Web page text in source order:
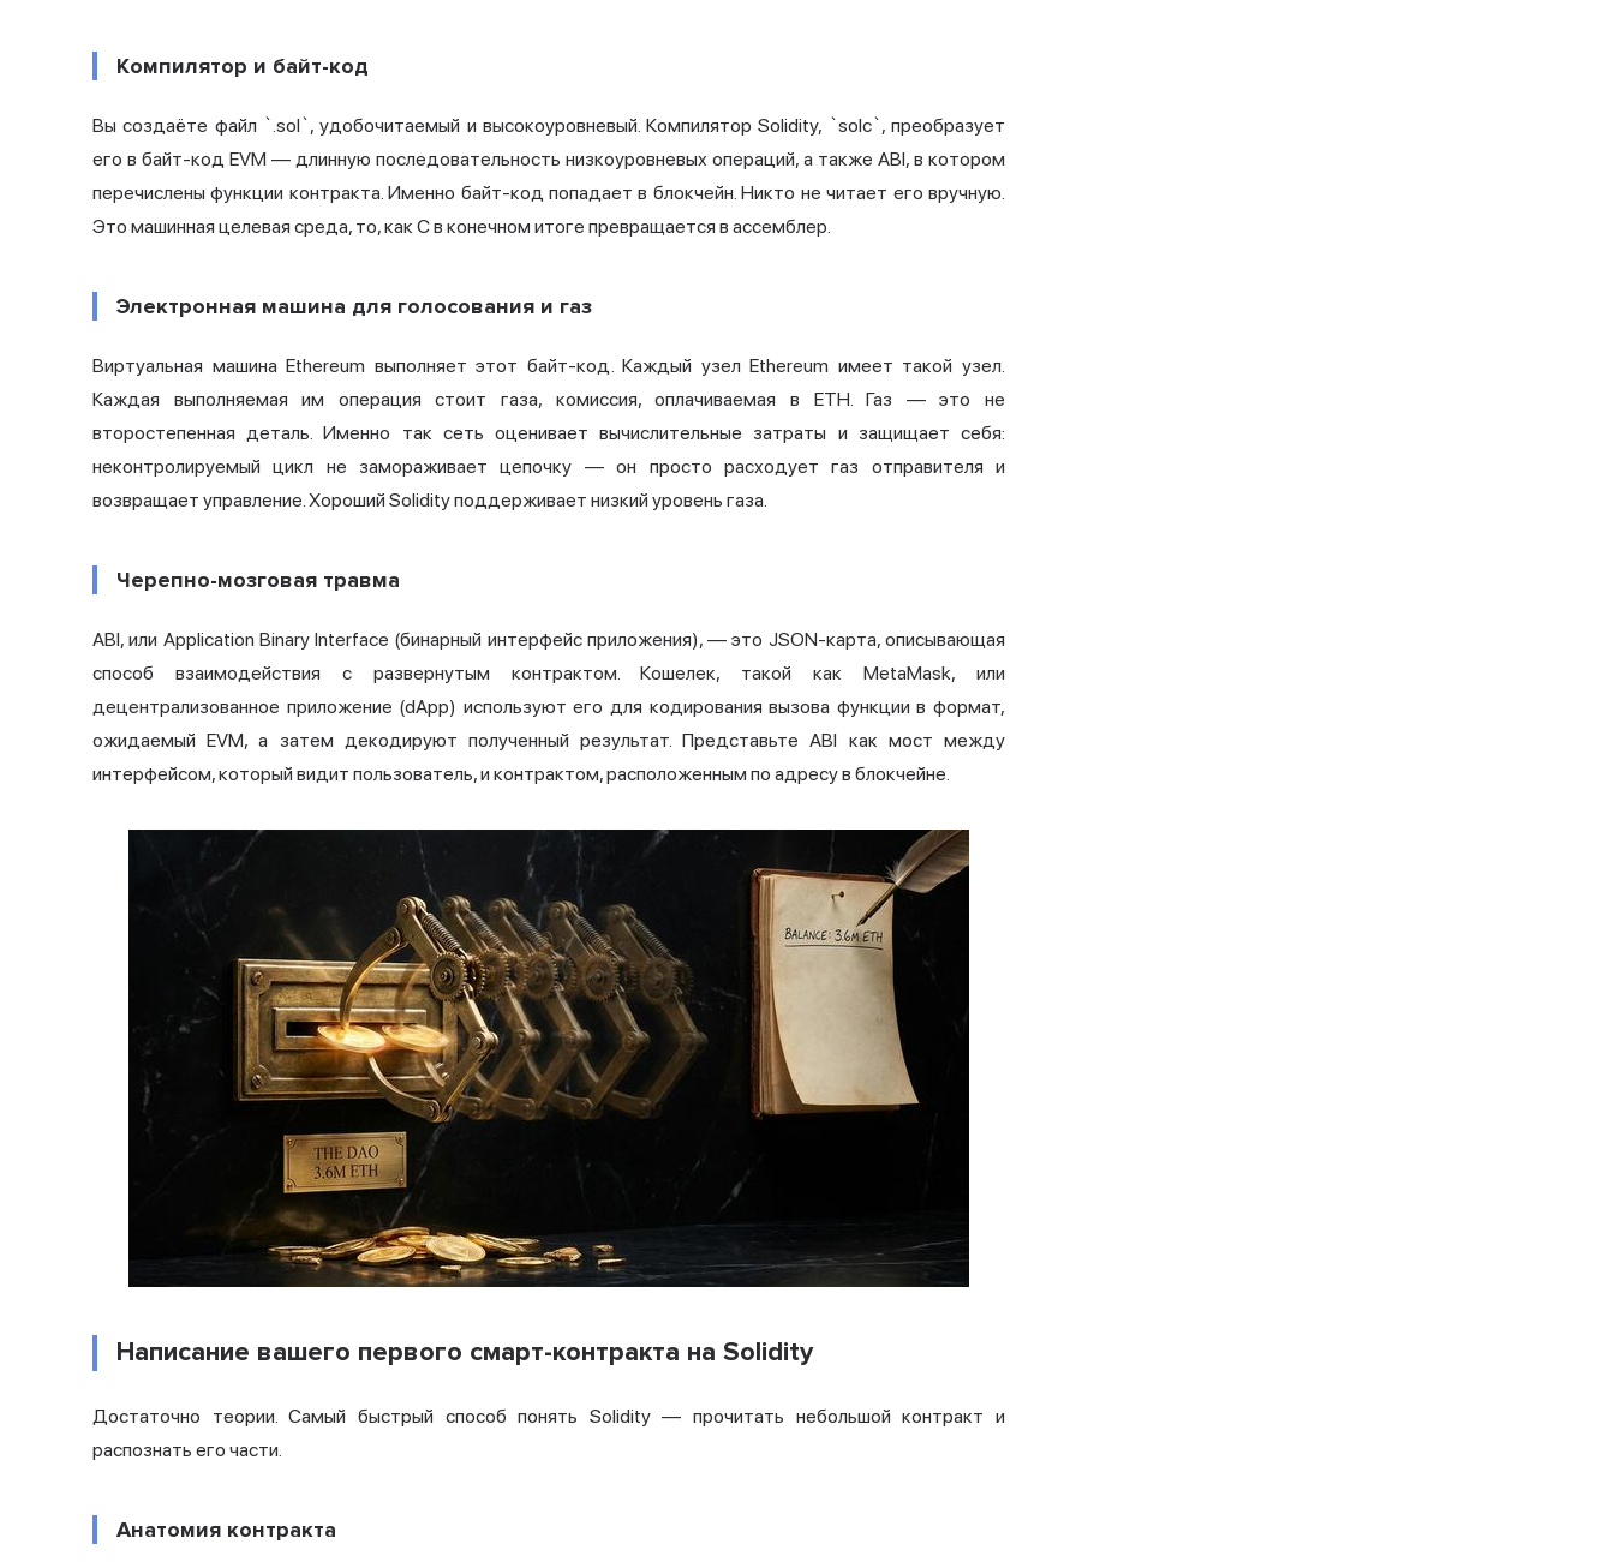
Компилятор и байт-код
Вы создаёте файл `.sol`, удобочитаемый и высокоуровневый. Компилятор Solidity, `solc`, преобразует
его в байт-код EVM — длинную последовательность низкоуровневых операций, а также ABI, в котором
перечислены функции контракта. Именно байт-код попадает в блокчейн. Никто не читает его вручную.
Это машинная целевая среда, то, как C в конечном итоге превращается в ассемблер.
Электронная машина для голосования и газ
Виртуальная машина Ethereum выполняет этот байт-код. Каждый узел Ethereum имеет такой узел.
Каждая выполняемая им операция стоит газа, комиссия, оплачиваемая в ETH. Газ — это не
второстепенная деталь. Именно так сеть оценивает вычислительные затраты и защищает себя:
неконтролируемый цикл не замораживает цепочку — он просто расходует газ отправителя и
возвращает управление. Хороший Solidity поддерживает низкий уровень газа.
Черепно-мозговая травма
ABI, или Application Binary Interface (бинарный интерфейс приложения), — это JSON-карта, описывающая
способ взаимодействия с развернутым контрактом. Кошелек, такой как MetaMask, или
децентрализованное приложение (dApp) используют его для кодирования вызова функции в формат,
ожидаемый EVM, а затем декодируют полученный результат. Представьте ABI как мост между
интерфейсом, который видит пользователь, и контрактом, расположенным по адресу в блокчейне.
Написание вашего первого смарт-контракта на Solidity
Достаточно теории. Самый быстрый способ понять Solidity — прочитать небольшой контракт и
распознать его части.
Анатомия контракта